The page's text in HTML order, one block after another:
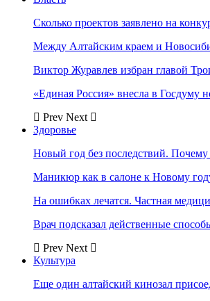
Сколько проектов заявлено на
Между Алтайским краем и
Виктор Журавлев избран главой
«Единая Россия» внесла в Госдуму
Prev Next
Здоровье
Новый год без последствий.
Маникюр как в салоне к Новому
На ошибках лечатся. Частная
Врач подсказал действенные
Prev Next
Культура
Еще один алтайский кинозал